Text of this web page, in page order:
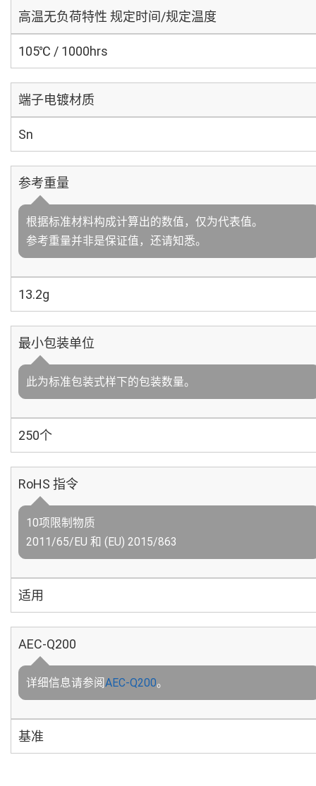
高温无负荷特性 规定时间/规定温度
105℃ / 1000hrs
端子电镀材质
Sn
参考重量
根据标准材料构成计算出的数值，仅为代表值。
参考重量并非是保证值，还请知悉。
13.2g
最小包装单位
此为标准包装式样下的包装数量。
250个
RoHS 指令
10项限制物质
2011/65/EU 和 (EU) 2015/863
适用
AEC-Q200
详细信息请参阅AEC-Q200。
基准